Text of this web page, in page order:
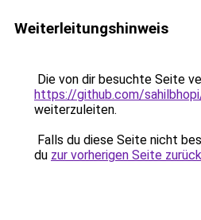
Weiterleitungshinweis
Die von dir besuchte Seite
https://github.com/
weiterzuleiten.
Falls du diese Seite nicht
du zur vorherigen Seite